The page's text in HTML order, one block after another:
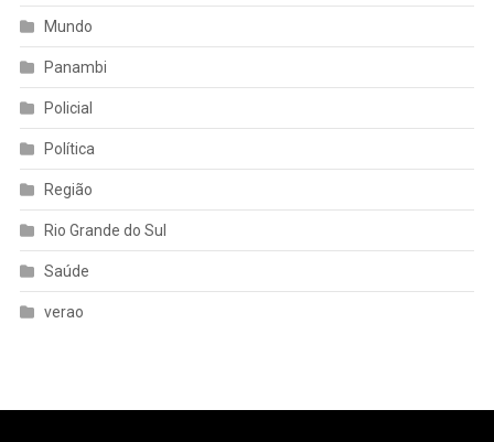
Mundo
Panambi
Policial
Política
Região
Rio Grande do Sul
Saúde
verao